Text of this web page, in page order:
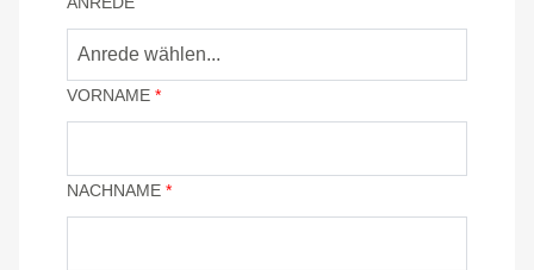
VORNAME *
NACHNAME *